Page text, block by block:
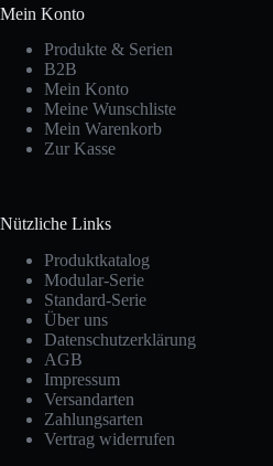
Mein Konto
Produkte & Serien
B2B
Mein Konto
Meine Wunschliste
Mein Warenkorb
Zur Kasse
Nützliche Links
Produktkatalog
Modular-Serie
Standard-Serie
Über uns
Datenschutzerklärung
AGB
Impressum
Versandarten
Zahlungsarten
Vertrag widerrufen